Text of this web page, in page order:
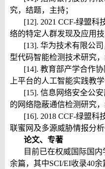
究，结题，主持；
[12]. 2021 CCF-绿盟科
络的特定人群发现及应用
[13]. 华为技术有限公司
型代码智能检测技术研究
[14]. 教育部产学合作协
上平台的人工智能实践教
[15]. 信息网络安全公安
的网络隐蔽通信检测研究
[16]. 2018 CCF-绿盟科
联蜜网及多源威胁情报分
论文、专著
目前已在权威国际国
余篇，其中SCI/EI收录40